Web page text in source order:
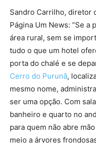
Sandro Carrilho, diretor
Página Um News: “Se a
área rural, sem se
tudo o que um hotel
porta do chalé e se
Cerro do Purunã,
mesmo nome,
ser uma opção. Com
banheiro e quarto no
para quem não abre
meio a árvores